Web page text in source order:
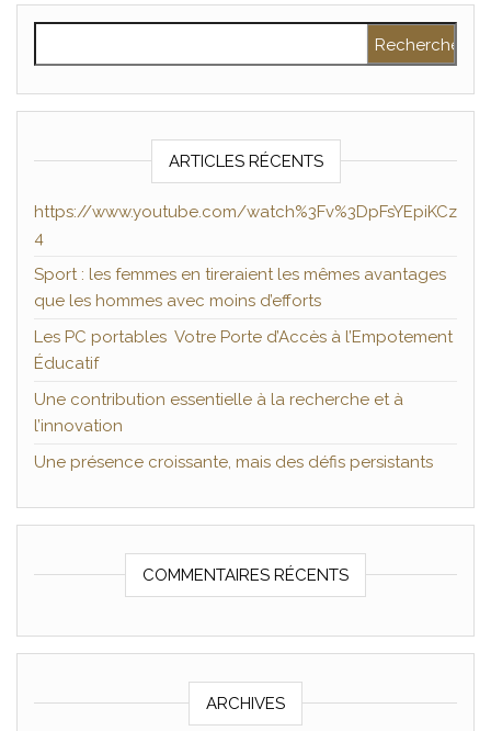
ARTICLES RÉCENTS
https://www.youtube.com/watch%3Fv%3DpFsYEpiKCz
4
Sport : les femmes en tireraient les mêmes avantages
que les hommes avec moins d’efforts
Les PC portables Votre Porte d’Accès à l’Empotement
Éducatif
Une contribution essentielle à la recherche et à
l’innovation
Une présence croissante, mais des défis persistants
COMMENTAIRES RÉCENTS
ARCHIVES